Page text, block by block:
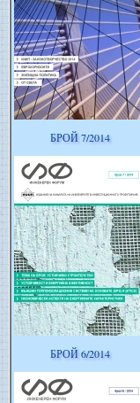
БРОЙ 7/2014
БРОЙ 6/2014